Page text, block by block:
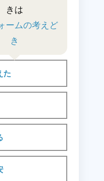
きは
ームの考えど
き
た